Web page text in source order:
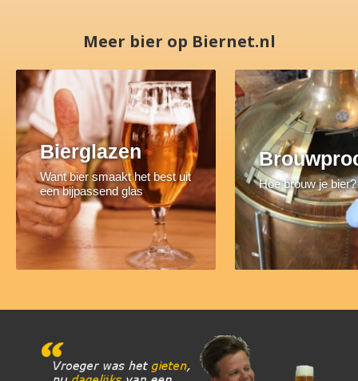
Meer bier op Biernet.nl
Bierglazen
Want bier smaakt het best uit
een bijpassend glas
Hoe brouw je bier?